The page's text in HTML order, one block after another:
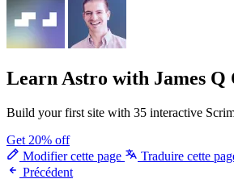
Learn Astro with James Q
Build your first site with 35 interactive
Get 20% off
Modifier cette page
Traduire cette
Précédent